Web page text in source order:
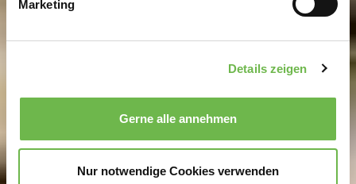
Erfahren Sie mehr darüber, wie Ihre persönlichen Daten
zu können und die Zugriffe auf unsere Website zu
analysieren.Danke, dass Sie uns in unserer Arbeit
unterstützen!
Marketing
Details zeigen
Gerne alle annehmen
Nur notwendige Cookies verwenden